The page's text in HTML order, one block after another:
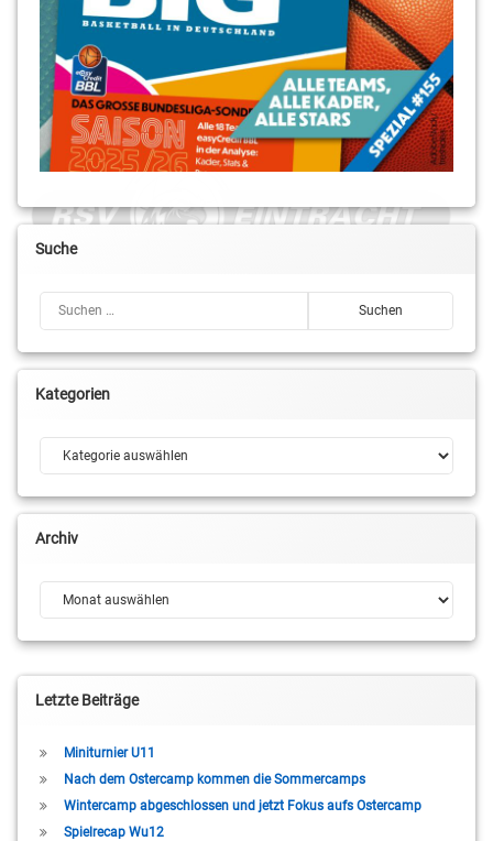
Thomas
Baumgartner
Tim
Decker
Tobias
Horn
Suche
Kategorien
Kategorien
Archiv
Archiv
Letzte Beiträge
Miniturnier U11
Nach dem Ostercamp kommen die Sommercamps
Wintercamp abgeschlossen und jetzt Fokus aufs Ostercamp
Spielrecap Wu12